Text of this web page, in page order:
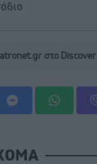
στο Discover